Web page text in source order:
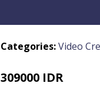
Categories:Video
309000 IDR